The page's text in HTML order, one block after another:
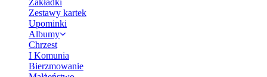
Zakładki
Zestawy kartek
Upominki
Albumy
Chrzest
I Komunia
Bierzmowanie